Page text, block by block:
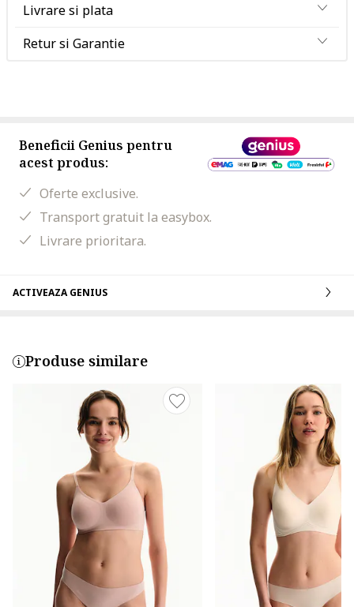
Livrare si plata
Retur si Garantie
Beneficii Genius pentru
acest produs:
Oferte exclusive.
Transport gratuit la easybox.
Livrare prioritara.
ACTIVEAZA GENIUS
Produse similare